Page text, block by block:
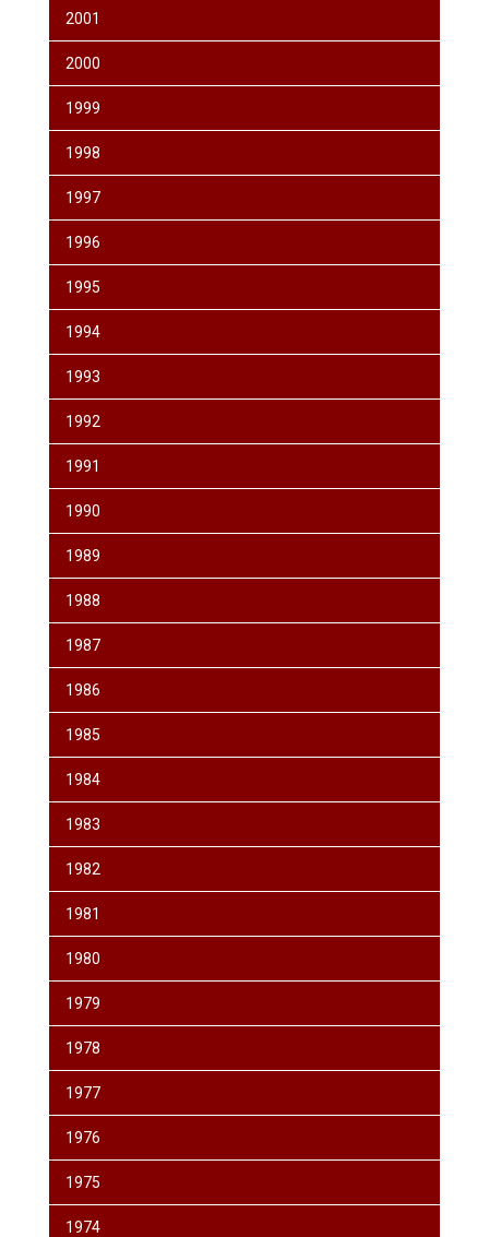
2001
2000
1999
1998
1997
1996
1995
1994
1993
1992
1991
1990
1989
1988
1987
1986
1985
1984
1983
1982
1981
1980
1979
1978
1977
1976
1975
1974